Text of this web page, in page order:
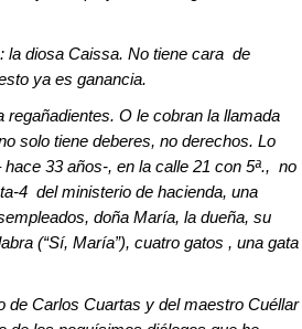
la diosa Caissa. No tiene cara de
ya es ganancia.
O le cobran la llamada
solo tiene deberes, no derechos. Lo
33 años-, en la calle 21 con 5ª., no
4 del ministerio de hacienda, una
doña María, la dueña, su
(“Sí, María”), cuatro gatos , una gata
de Carlos Cuartas y del maestro Cuéllar